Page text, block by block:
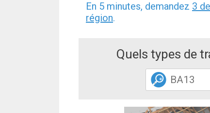
En 5 minutes, demandez 3
région.
Quels types de